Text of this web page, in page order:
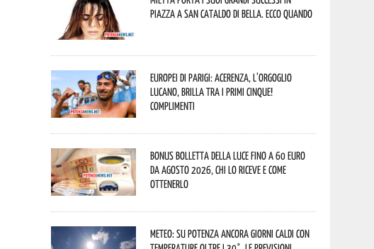
piazza a San Cataldo di Bella. Ecco quando
Europei di Parigi: Acerenza, l’orgoglio
lucano, brilla tra i primi cinque!
Complimenti
Bonus bolletta della luce fino a 60 euro
da agosto 2026, chi lo riceve e come
ottenerlo
Meteo: su Potenza ancora giorni caldi con